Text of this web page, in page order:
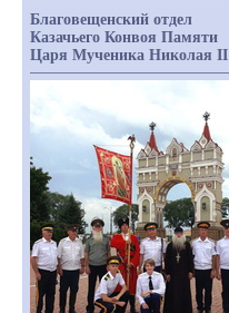
Благовещенский отдел
Казачьего Конвоя Памяти
Царя Мученика Николая II